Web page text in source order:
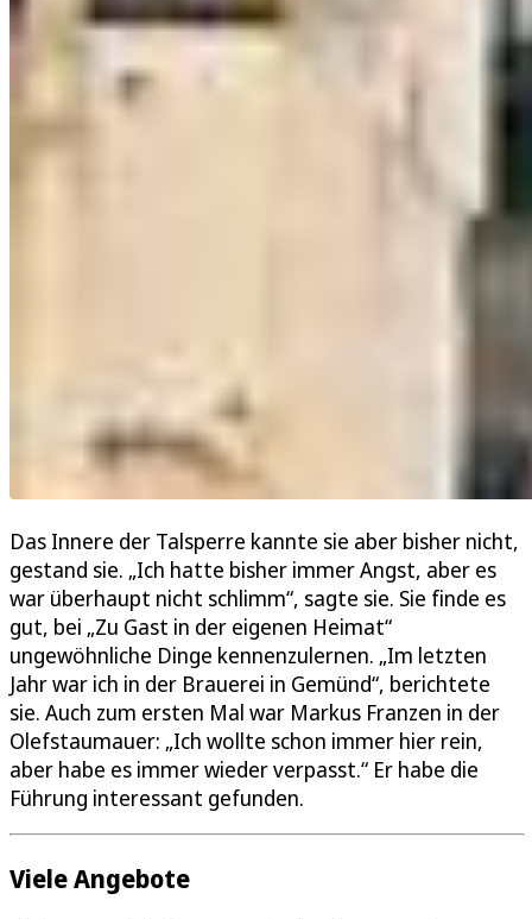
Das Innere der Talsperre kannte sie aber bisher nicht,
gestand sie. „Ich hatte bisher immer Angst, aber es
war überhaupt nicht schlimm“, sagte sie. Sie finde es
gut, bei „Zu Gast in der eigenen Heimat“
ungewöhnliche Dinge kennenzulernen. „Im letzten
Jahr war ich in der Brauerei in Gemünd“, berichtete
sie. Auch zum ersten Mal war Markus Franzen in der
Olefstaumauer: „Ich wollte schon immer hier rein,
aber habe es immer wieder verpasst.“ Er habe die
Führung interessant gefunden.
Viele Angebote